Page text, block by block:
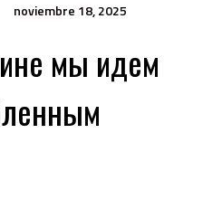
noviembre 18, 2025
мы идем